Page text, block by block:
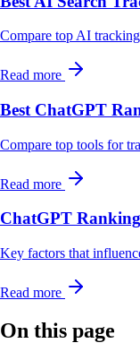
Compare top AI
Read more
Best ChatGPT
Compare top tools for
Read more
ChatGPT
Key factors that
Read more
On this page